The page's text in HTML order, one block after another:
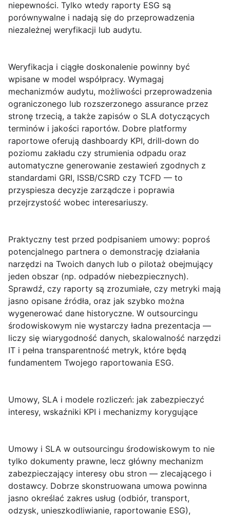
niepewności. Tylko wtedy raporty ESG są
porównywalne i nadają się do przeprowadzenia
niezależnej weryfikacji lub audytu.
Weryfikacja i ciągłe doskonalenie powinny być
wpisane w model współpracy. Wymagaj
mechanizmów audytu, możliwości przeprowadzenia
ograniczonego lub rozszerzonego assurance przez
stronę trzecią, a także zapisów o SLA dotyczących
terminów i jakości raportów. Dobre platformy
raportowe oferują dashboardy KPI, drill‑down do
poziomu zakładu czy strumienia odpadu oraz
automatyczne generowanie zestawień zgodnych z
standardami GRI, ISSB/CSRD czy TCFD — to
przyspiesza decyzje zarządcze i poprawia
przejrzystość wobec interesariuszy.
Praktyczny test przed podpisaniem umowy: poproś
potencjalnego partnera o demonstrację działania
narzędzi na Twoich danych lub o pilotaż obejmujący
jeden obszar (np. odpadów niebezpiecznych).
Sprawdź, czy raporty są zrozumiałe, czy metryki mają
jasno opisane źródła, oraz jak szybko można
wygenerować dane historyczne. W outsourcingu
środowiskowym nie wystarczy ładna prezentacja —
liczy się wiarygodność danych, skalowalność narzędzi
IT i pełna transparentność metryk, które będą
fundamentem Twojego raportowania ESG.
Umowy, SLA i modele rozliczeń: jak zabezpieczyć
interesy, wskaźniki KPI i mechanizmy korygujące
Umowy i SLA w outsourcingu środowiskowym to nie
tylko dokumenty prawne, lecz główny mechanizm
zabezpieczający interesy obu stron — zlecającego i
dostawcy. Dobrze skonstruowana umowa powinna
jasno określać zakres usług (odbiór, transport,
odzysk, unieszkodliwianie, raportowanie ESG),